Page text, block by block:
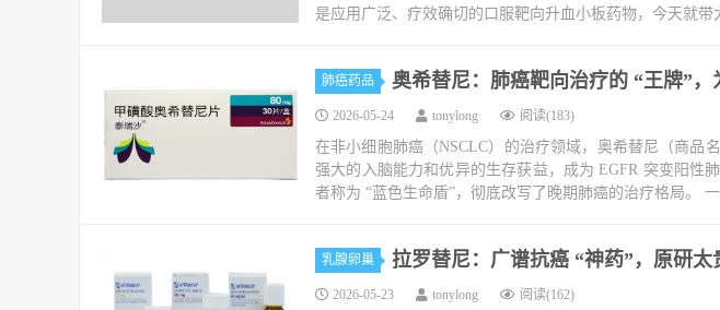
是应用广泛、疗效确切的口服靶向升血小板药物，今天就带
肺癌药品 奥希替尼：肺癌靶向治疗的 “王牌”，
2026-05-24 tonylong 阅读(183)
在非小细胞肺癌（NSCLC）的治疗领域，奥希替尼（商品
强大的入脑能力和优异的生存获益，成为 EGFR 突变阳性
者称为 “蓝色生命盾”，彻底改写了晚期肺癌的治疗格局。
乳腺卵巢 拉罗替尼：广谱抗癌 “神药”，原研太
2026-05-23 tonylong 阅读(162)